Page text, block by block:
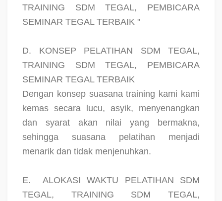
TRAINING SDM TEGAL, PEMBICARA
SEMINAR TEGAL TERBAIK "
D. KONSEP PELATIHAN SDM TEGAL,
TRAINING SDM TEGAL, PEMBICARA
SEMINAR TEGAL TERBAIK
Dengan konsep suasana training kami kami
kemas secara lucu, asyik, menyenangkan
dan syarat akan nilai yang bermakna,
sehingga suasana pelatihan menjadi
menarik dan tidak menjenuhkan.
E.
ALOKASI WAKTU PELATIHAN SDM
TEGAL, TRAINING SDM TEGAL,